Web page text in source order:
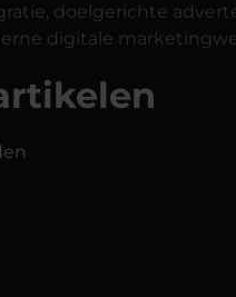
doelgerichte
digitale